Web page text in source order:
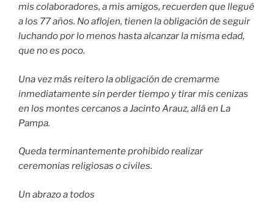
mis colaboradores, a mis amigos, recuerden que llegué
a los 77 años. No aflojen, tienen la obligación de seguir
luchando por lo menos hasta alcanzar la misma edad,
que no es poco.
Una vez más reitero la obligación de cremarme
inmediatamente sin perder tiempo y tirar mis cenizas
en los montes cercanos a Jacinto Arauz, allá en La
Pampa.
Queda terminantemente prohibido realizar
ceremonias religiosas o civiles.
Un abrazo a todos